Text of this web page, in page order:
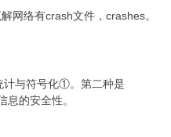
络有crash文件，crashes。
与符号化①。第二种是
的安全性。